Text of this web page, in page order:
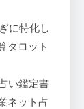
に特化し
タロット
い鑑定書
ネット占